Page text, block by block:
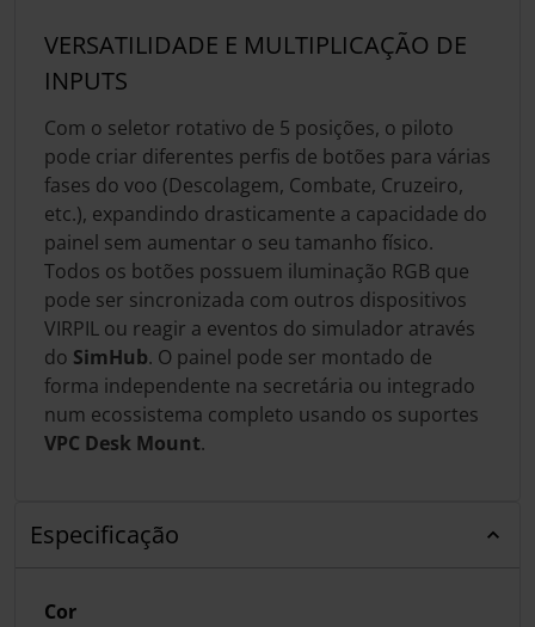
VERSATILIDADE E MULTIPLICAÇÃO DE
INPUTS
Com o seletor rotativo de 5 posições, o piloto
pode criar diferentes perfis de botões para várias
fases do voo (Descolagem, Combate, Cruzeiro,
etc.), expandindo drasticamente a capacidade do
painel sem aumentar o seu tamanho físico.
Todos os botões possuem iluminação RGB que
pode ser sincronizada com outros dispositivos
VIRPIL ou reagir a eventos do simulador através
do SimHub. O painel pode ser montado de
forma independente na secretária ou integrado
num ecossistema completo usando os suportes
VPC Desk Mount.
Especificação
Cor